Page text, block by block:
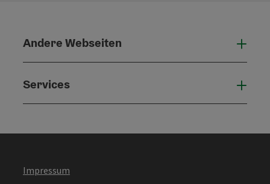
Andere Webseiten
Services
Impressum